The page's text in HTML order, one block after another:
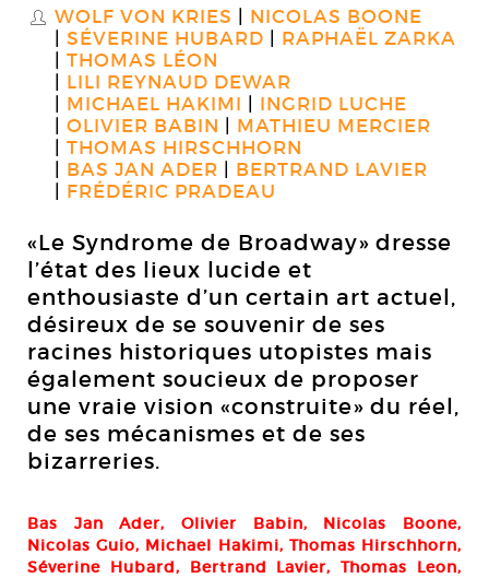
S WOLF VON KRIES
NICOLAS BOONE
SÉVERINE HUBARD
RAPHAËL ZARKA
THOMAS LÉON
LILI REYNAUD DEWAR
MICHAEL HAKIMI
INGRID LUCHE
OLIVIER BABIN
MATHIEU MERCIER
THOMAS HIRSCHHORN
BAS JAN ADER
BERTRAND LAVIER
FRÉDÉRIC PRADEAU
«Le Syndrome de Broadway» dresse
l’état des lieux lucide et
enthousiaste d’un certain art actuel,
désireux de se souvenir de ses
racines historiques utopistes mais
également soucieux de proposer
une vraie vision «construite» du réel,
de ses mécanismes et de ses
bizarreries.
Bas Jan Ader, Olivier Babin, Nicolas Boone,
Nicolas Guio, Michael Hakimi, Thomas Hirschhorn,
Séverine Hubard, Bertrand Lavier, Thomas Leon,